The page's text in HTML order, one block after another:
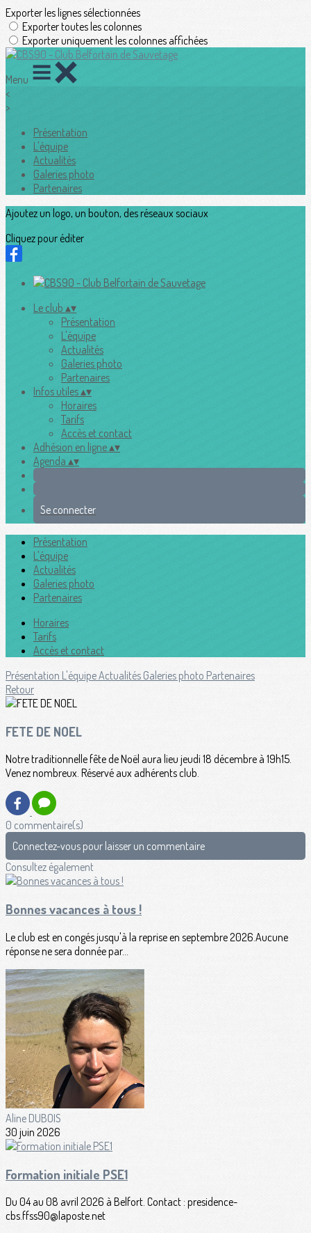
Exporter les lignes sélectionnées
Exporter toutes les colonnes
Exporter uniquement les colonnes affichées
Menu
<
>
Présentation
L'équipe
Actualités
Galeries photo
Partenaires
Ajoutez un logo, un bouton, des réseaux sociaux
Cliquez pour éditer
Le club ▴▾
Présentation
L'équipe
Actualités
Galeries photo
Partenaires
Infos utiles▴▾
Horaires
Tarifs
Accès et contact
Adhésion en ligne▴▾
Agenda ▴▾
Se connecter
Présentation
L'équipe
Actualités
Galeries photo
Partenaires
Horaires
Tarifs
Accès et contact
Présentation L'équipeActualités Galeries photo Partenaires
Retour
FETE DE NOEL
Notre traditionnelle fête de Noël aura lieu jeudi 18 décembre à 19h15.
Venez nombreux. Réservé aux adhérents club.
0 commentaire(s)
Connectez-vous pour laisser un commentaire
Consultez également
Bonnes vacances à tous !
Le club est en congés jusqu'à la reprise en septembre 2026.Aucune
réponse ne sera donnée par...
Aline DUBOIS
30 juin 2026
Formation initiale PSE1
Du 04 au 08 avril 2026 à Belfort. Contact : presidence-
cbs.ffss90@laposte.net